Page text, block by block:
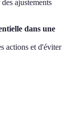
ajustements
dans une
actions et d'éviter